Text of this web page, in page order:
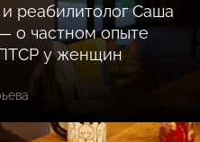
реабилитолог Саша
о частном опыте
у женщин